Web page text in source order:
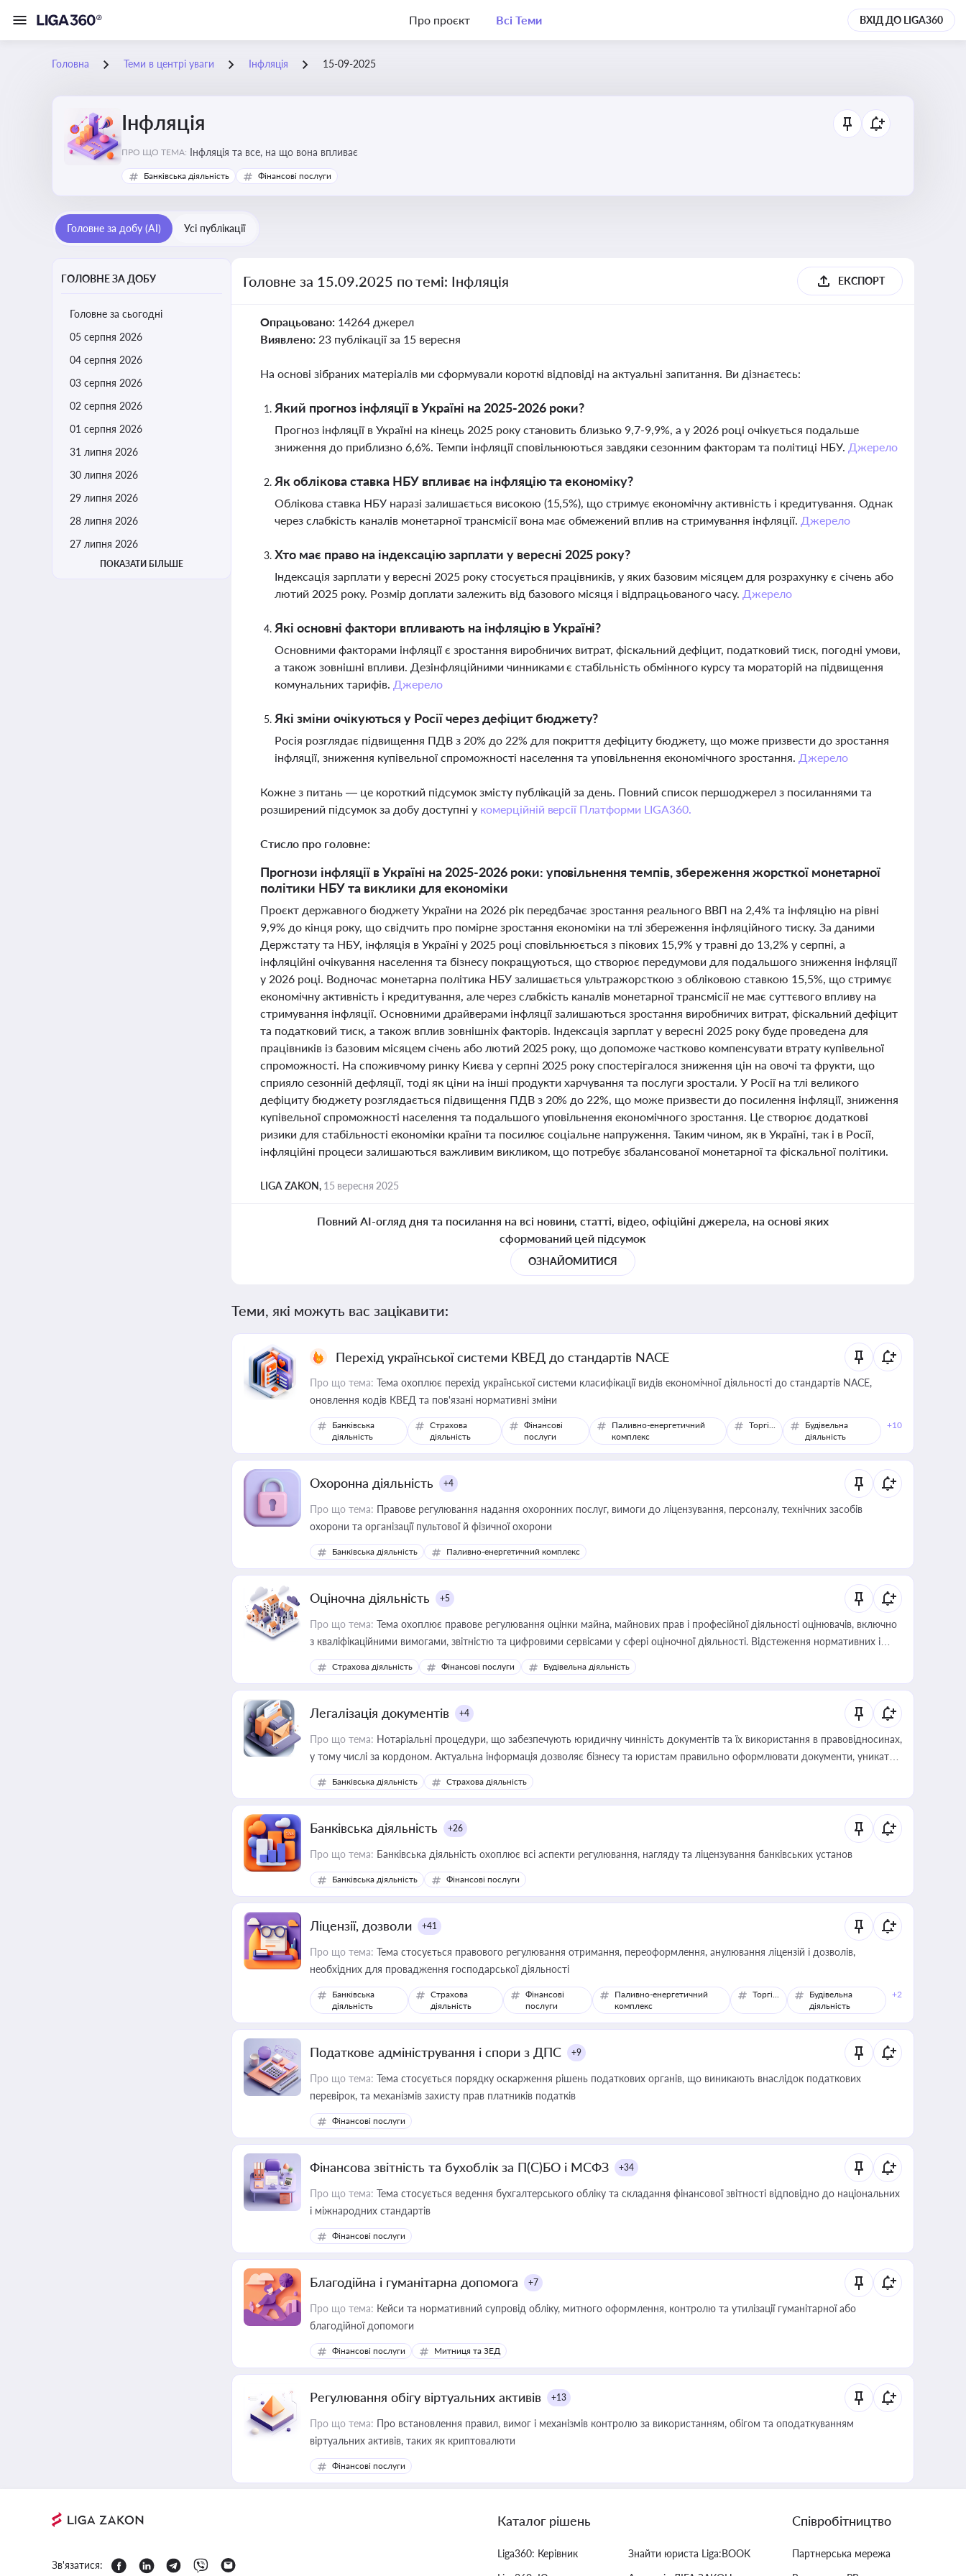
Про проєкт Всі Теми ВХІД ДО LIGA360
Головна Теми в центрі уваги Інфляція 15-09-2025
Інфляція
ПРО ЩО ТЕМА: Інфляція та все, на що вона впливає
Банківська діяльність Фінансові послуги
Головне за добу (AI) Усі публікації
ГОЛОВНЕ ЗА ДОБУ
Головне за сьогодні
05 серпня 2026
04 серпня 2026
03 серпня 2026
02 серпня 2026
01 серпня 2026
31 липня 2026
30 липня 2026
29 липня 2026
28 липня 2026
27 липня 2026
ПОКАЗАТИ БІЛЬШЕ
Головне за 15.09.2025 по темі: Інфляція ЕКСПОРТ
Опрацьовано: 14264 джерел
Виявлено: 23 публікації за 15 вересня
На основі зібраних матеріалів ми сформували короткі відповіді на актуальні запитання. Ви дізнаєтесь:
Який прогноз інфляції в Україні на 2025-2026 роки?
Прогноз інфляції в Україні на кінець 2025 року становить близько 9,7-9,9%, а у 2026 році очікується подальше
зниження до приблизно 6,6%. Темпи інфляції сповільнюються завдяки сезонним факторам та політиці НБУ. Джерело
Як облікова ставка НБУ впливає на інфляцію та економіку?
Облікова ставка НБУ наразі залишається високою (15,5%), що стримує економічну активність і кредитування. Однак
через слабкість каналів монетарної трансмісії вона має обмежений вплив на стримування інфляції. Джерело
Хто має право на індексацію зарплати у вересні 2025 року?
Індексація зарплати у вересні 2025 року стосується працівників, у яких базовим місяцем для розрахунку є січень або
лютий 2025 року. Розмір доплати залежить від базового місяця і відпрацьованого часу. Джерело
Які основні фактори впливають на інфляцію в Україні?
Основними факторами інфляції є зростання виробничих витрат, фіскальний дефіцит, податковий тиск, погодні умови,
а також зовнішні впливи. Дезінфляційними чинниками є стабільність обмінного курсу та мораторій на підвищення
комунальних тарифів. Джерело
Які зміни очікуються у Росії через дефіцит бюджету?
Росія розглядає підвищення ПДВ з 20% до 22% для покриття дефіциту бюджету, що може призвести до зростання
інфляції, зниження купівельної спроможності населення та уповільнення економічного зростання. Джерело
Кожне з питань — це короткий підсумок змісту публікацій за день. Повний список першоджерел з посиланнями та
розширений підсумок за добу доступні у комерційній версії Платформи LIGA360.
Стисло про головне:
Прогнози інфляції в Україні на 2025-2026 роки: уповільнення темпів, збереження жорсткої монетарної
політики НБУ та виклики для економіки
Проєкт державного бюджету України на 2026 рік передбачає зростання реального ВВП на 2,4% та інфляцію на рівні
9,9% до кінця року, що свідчить про помірне зростання економіки на тлі збереження інфляційного тиску. За даними
Держстату та НБУ, інфляція в Україні у 2025 році сповільнюється з пікових 15,9% у травні до 13,2% у серпні, а
інфляційні очікування населення та бізнесу покращуються, що створює передумови для подальшого зниження інфляції
у 2026 році. Водночас монетарна політика НБУ залишається ультражорсткою з обліковою ставкою 15,5%, що стримує
економічну активність і кредитування, але через слабкість каналів монетарної трансмісії не має суттєвого впливу на
стримування інфляції. Основними драйверами інфляції залишаються зростання виробничих витрат, фіскальний дефіцит
та податковий тиск, а також вплив зовнішніх факторів. Індексація зарплат у вересні 2025 року буде проведена для
працівників із базовим місяцем січень або лютий 2025 року, що допоможе частково компенсувати втрату купівельної
спроможності. На споживчому ринку Києва у серпні 2025 року спостерігалося зниження цін на овочі та фрукти, що
сприяло сезонній дефляції, тоді як ціни на інші продукти харчування та послуги зростали. У Росії на тлі великого
дефіциту бюджету розглядається підвищення ПДВ з 20% до 22%, що може призвести до посилення інфляції, зниження
купівельної спроможності населення та подальшого уповільнення економічного зростання. Це створює додаткові
ризики для стабільності економіки країни та посилює соціальне напруження. Таким чином, як в Україні, так і в Росії,
інфляційні процеси залишаються важливим викликом, що потребує збалансованої монетарної та фіскальної політики.
LIGA ZAKON, 15 вересня 2025
Повний AI-огляд дня та посилання на всі новини, статті, відео, офіційні джерела, на основі яких
сформований цей підсумок
ОЗНАЙОМИТИСЯ
Теми, які можуть вас зацікавити:
Перехід української системи КВЕД до стандартів NACE
Про що тема: Тема охоплює перехід української системи класифікації видів економічної діяльності до стандартів NACE,
оновлення кодів КВЕД та пов'язані нормативні зміни
Банківська
діяльність
Страхова
діяльність
Фінансові
послуги
Паливно-енергетичний
комплекс
Торгівля
Будівельна
діяльність
+10
Охоронна діяльність +4
Про що тема: Правове регулювання надання охоронних послуг, вимоги до ліцензування, персоналу, технічних засобів
охорони та організації пультової й фізичної охорони
Банківська діяльність Паливно-енергетичний комплекс
Оціночна діяльність +5
Про що тема: Тема охоплює правове регулювання оцінки майна, майнових прав і професійної діяльності оцінювачів, включно
з кваліфікаційними вимогами, звітністю та цифровими сервісами у сфері оціночної діяльності. Відстеження нормативних і
медійних змін у цій сфері корисне для власника бізнесу, керівника, юриста або бухгалтера під час оподаткування,
приватизації, оренди державного майна, корпоративних угод і перевірки статусу суб'єктів оціночної діяльності
Страхова діяльність Фінансові послуги Будівельна діяльність
Легалізація документів +4
Про що тема: Нотаріальні процедури, що забезпечують юридичну чинність документів та їх використання в правовідносинах,
у тому числі за кордоном. Актуальна інформація дозволяє бізнесу та юристам правильно оформлювати документи, уникати
ризиків недійсності та забезпечувати їх належне прийняття органами влади та контрагентами
Банківська діяльність Страхова діяльність
Банківська діяльність +26
Про що тема: Банківська діяльність охоплює всі аспекти регулювання, нагляду та ліцензування банківських установ
Банківська діяльність Фінансові послуги
Ліцензії, дозволи +41
Про що тема: Тема стосується правового регулювання отримання, переоформлення, анулювання ліцензій і дозволів,
необхідних для провадження господарської діяльності
Банківська
діяльність
Страхова
діяльність
Фінансові
послуги
Паливно-енергетичний
комплекс
Торгівля
Будівельна
діяльність
+2
Податкове адміністрування і спори з ДПС +9
Про що тема: Тема стосується порядку оскарження рішень податкових органів, що виникають внаслідок податкових
перевірок, та механізмів захисту прав платників податків
Фінансові послуги
Фінансова звітність та бухоблік за П(С)БО і МСФЗ +34
Про що тема: Тема стосується ведення бухгалтерського обліку та складання фінансової звітності відповідно до національних
і міжнародних стандартів
Фінансові послуги
Благодійна і гуманітарна допомога +7
Про що тема: Кейси та нормативний супровід обліку, митного оформлення, контролю та утилізації гуманітарної або
благодійної допомоги
Фінансові послуги Митниця та ЗЕД
Регулювання обігу віртуальних активів +13
Про що тема: Про встановлення правил, вимог і механізмів контролю за використанням, обігом та оподаткуванням
віртуальних активів, таких як криптовалюти
Фінансові послуги
Зв'язатися:
Каталог рішень
Liga360: Керівник
Знайти юриста Liga:BOOK
Співробітництво
Партнерська мережа